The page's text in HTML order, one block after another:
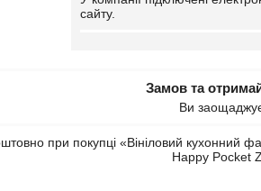
сайту.
Замов та
Ви
при покупці «Вініловий кухонний
Happy Pocket